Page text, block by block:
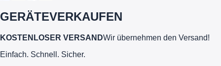
GERÄTEVERKAUFEN
KOSTENLOSER VERSANDWir übernehmen den Versand!
Einfach. Schnell. Sicher.